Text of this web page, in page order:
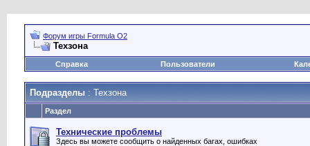
Форум игры Formula O2
Техзона
Справка Пользователи
Подразделы : Техзона
Раздел
Технические проблемы
Здесь вы можете сообщить о найденных багах, ошибках